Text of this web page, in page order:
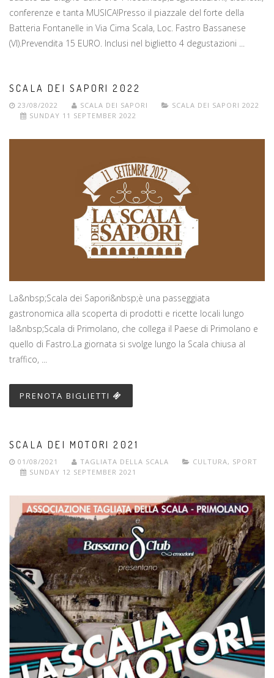
conferenze e tanta MUSICA!Presso il piazzale del forte della
Batteria Fontanelle in Via Cima Scala, Loc. Fastro Bassanese
(VI).Prevendita 15 EURO. Inclusi nel biglietto 4 degustazioni ...
SCALA DEI SAPORI 2022
23/08/2022 SCALA DEI SAPORI
SCALA DEI SAPORI 2022
SUNDAY 11 SEPTEMBER 2022
La&nbsp;Scala dei Sapori&nbsp;è una passeggiata
gastronomica alla scoperta di prodotti e ricette locali lungo
la&nbsp;Scala di Primolano, che collega il Paese di Primolano e
quello di Fastro.La giornata si svolge lungo la Scala chiusa al
traffico, ...
PRENOTA BIGLIETTI
SCALA DEI MOTORI 2021
01/08/2021 TAGLIATA DELLA SCALA CULTURA, SPORT
SUNDAY 12 SEPTEMBER 2021